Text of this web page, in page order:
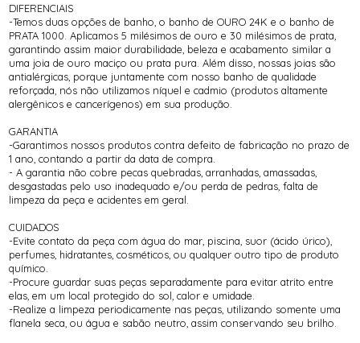
DIFERENCIAIS
-Temos duas opções de banho, o banho de OURO 24K e o banho de
PRATA 1000. Aplicamos 5 milésimos de ouro e 30 milésimos de prata,
garantindo assim maior durabilidade, beleza e acabamento similar a
uma joia de ouro maciço ou prata pura. Além disso, nossas joias são
antialérgicas, porque juntamente com nosso banho de qualidade
reforçada, nós não utilizamos níquel e cadmio (produtos altamente
alergênicos e cancerígenos) em sua produção.
GARANTIA
-Garantimos nossos produtos contra defeito de fabricação no prazo de
1 ano, contando a partir da data de compra.
- A garantia não cobre pecas quebradas, arranhadas, amassadas,
desgastadas pelo uso inadequado e/ou perda de pedras, falta de
limpeza da peça e acidentes em geral.
CUIDADOS
-Evite contato da peça com água do mar, piscina, suor (ácido úrico),
perfumes, hidratantes, cosméticos, ou qualquer outro tipo de produto
químico.
-Procure guardar suas peças separadamente para evitar atrito entre
elas, em um local protegido do sol, calor e umidade.
-Realize a limpeza periodicamente nas peças, utilizando somente uma
flanela seca, ou água e sabão neutro, assim conservando seu brilho.